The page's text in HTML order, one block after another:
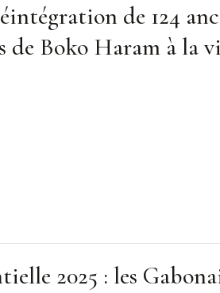
de 124
de Boko Haram à la
2025 : les